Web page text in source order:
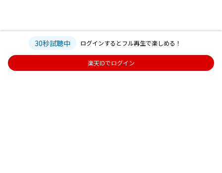
30秒試聴中 ログインするとフル再生で楽しめる！
楽天IDでログイン